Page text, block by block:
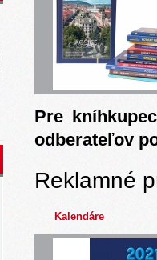
Pre
odberateľov
Reklamné
Kalendáre